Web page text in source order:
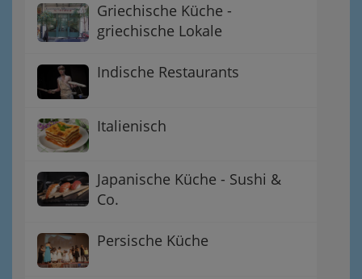
Griechische Küche -
griechische Lokale
Indische Restaurants
Italienisch
Japanische Küche - Sushi &
Co.
Persische Küche